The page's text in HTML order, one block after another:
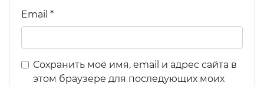
Email *
Сохранить моё имя, email и адрес сайта в
этом браузере для последующих моих